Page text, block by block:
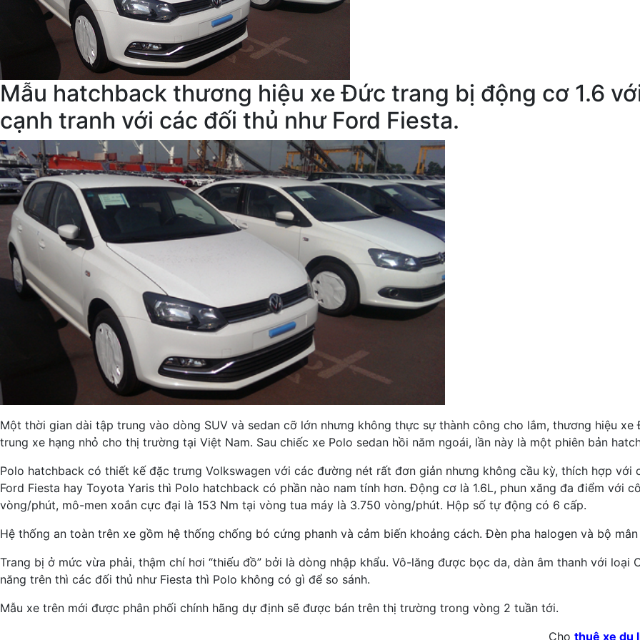
Mẫu hatchback thương hiệu xe Đức trang bị động cơ 1.6
cạnh tranh với các đối thủ như Ford Fiesta.
Một thời gian dài tập trung vào dòng SUV và sedan cỡ lớn nhưng không thực sự thành công cho lắm, thương hiệu
trung xe hạng nhỏ cho thị trường tại Việt Nam. Sau chiếc xe Polo sedan hồi năm ngoái, lần này là một phiên bản
Polo hatchback có thiết kế đặc trưng Volkswagen với các đường nét rất đơn giản nhưng không cầu kỳ, thích hợp với
Ford Fiesta hay Toyota Yaris thì Polo hatchback có phần nào nam tính hơn. Động cơ là 1.6L, phun xăng đa điểm với
vòng/phút, mô-men xoắn cực đại là 153 Nm tại vòng tua máy là 3.750 vòng/phút. Hộp số tự động có 6 cấp.
Hệ thống an toàn trên xe gồm hệ thống chống bó cứng phanh và cảm biến khoảng cách. Đèn pha halogen và bộ
Trang bị ở mức vừa phải, thậm chí hơi “thiếu đồ” bởi là dòng nhập khẩu. Vô-lăng được bọc da, dàn âm thanh với loại
năng trên thì các đối thủ như Fiesta thì Polo không có gì để so sánh.
Mẫu xe trên mới được phân phối chính hãng dự định sẽ được bán trên thị trường trong vòng 2 tuần tới.
Cho thuê xe du